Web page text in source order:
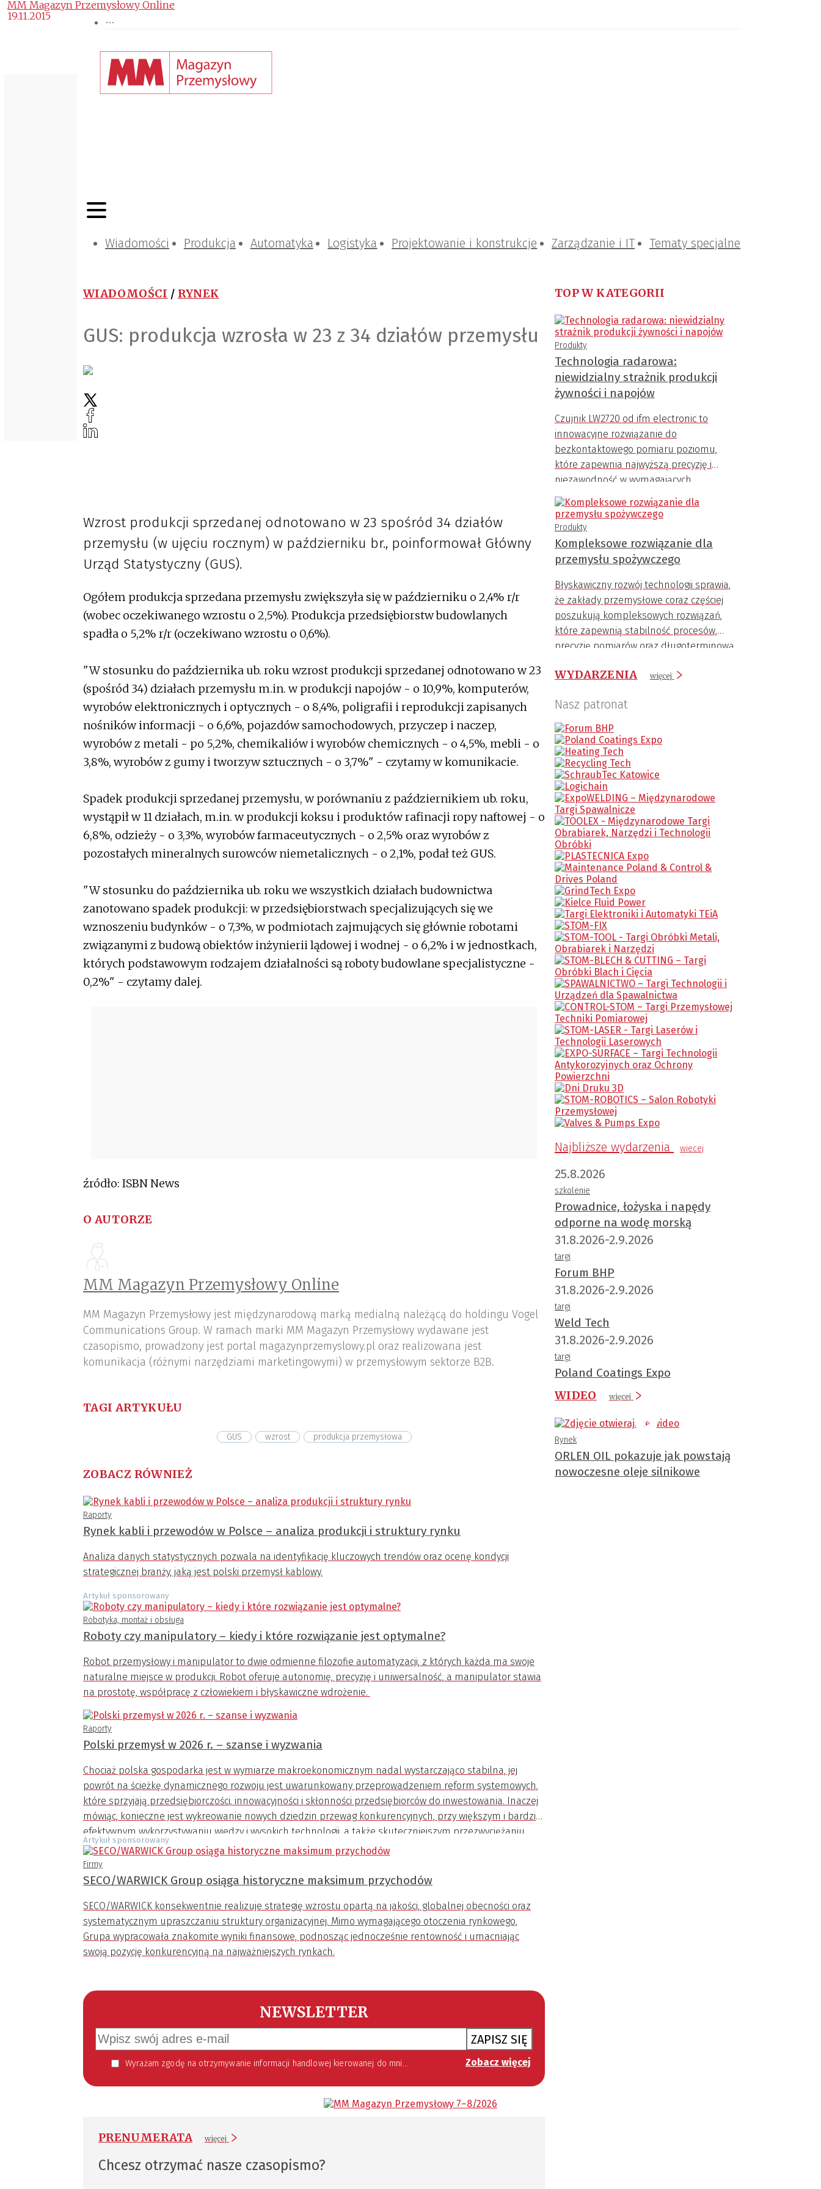
Wiadomości Produkcja Automatyka Logistyka Projektowanie i konstrukcje Zarządzanie i IT Tematy specjalne
WIADOMOŚCI / RYNEK
GUS: produkcja wzrosła w 23 z 34 działów przemysłu
MM Magazyn Przemysłowy Online
19.11.2015
Wzrost produkcji sprzedanej odnotowano w 23 spośród 34 działów
przemysłu (w ujęciu rocznym) w październiku br., poinformował Główny
Urząd Statystyczny (GUS).
Ogółem produkcja sprzedana przemysłu zwiększyła się w październiku o 2,4% r/r
(wobec oczekiwanego wzrostu o 2,5%). Produkcja przedsiębiorstw budowlanych
spadła o 5,2% r/r (oczekiwano wzrostu o 0,6%).
"W stosunku do października ub. roku wzrost produkcji sprzedanej odnotowano w 23
(spośród 34) działach przemysłu m.in. w produkcji napojów - o 10,9%, komputerów,
wyrobów elektronicznych i optycznych - o 8,4%, poligrafii i reprodukcji zapisanych
nośników informacji - o 6,6%, pojazdów samochodowych, przyczep i naczep,
wyrobów z metali - po 5,2%, chemikaliów i wyrobów chemicznych - o 4,5%, mebli - o
3,8%, wyrobów z gumy i tworzyw sztucznych - o 3,7%" - czytamy w komunikacie.
Spadek produkcji sprzedanej przemysłu, w porównaniu z październikiem ub. roku,
wystąpił w 11 działach, m.in. w produkcji koksu i produktów rafinacji ropy naftowej - o
6,8%, odzieży - o 3,3%, wyrobów farmaceutycznych - o 2,5% oraz wyrobów z
pozostałych mineralnych surowców niemetalicznych - o 2,1%, podał też GUS.
"W stosunku do października ub. roku we wszystkich działach budownictwa
zanotowano spadek produkcji: w przedsiębiorstwach specjalizujących się we
wznoszeniu budynków - o 7,3%, w podmiotach zajmujących się głównie robotami
związanymi z budową obiektów inżynierii lądowej i wodnej - o 6,2% i w jednostkach,
których podstawowym rodzajem działalności są roboty budowlane specjalistyczne -
0,2%" - czytamy dalej.
źródło: ISBN News
O AUTORZE
MM Magazyn Przemysłowy Online
MM Magazyn Przemysłowy jest międzynarodową marką medialną należącą do holdingu Vogel
Communications Group. W ramach marki MM Magazyn Przemysłowy wydawane jest
czasopismo, prowadzony jest portal magazynprzemyslowy.pl oraz realizowana jest
komunikacja (różnymi narzędziami marketingowymi) w przemysłowym sektorze B2B.
TAGI ARTYKUŁU
GUS wzrost produkcja przemysłowa
ZOBACZ RÓWNIEŻ
Raporty
Rynek kabli i przewodów w Polsce – analiza produkcji i struktury rynku
Analiza danych statystycznych pozwala na identyfikację kluczowych trendów oraz ocenę kondycji
strategicznej branży, jaką jest polski przemysł kablowy.
Artykuł sponsorowany
Robotyka, montaż i obsługa
Roboty czy manipulatory – kiedy i które rozwiązanie jest optymalne?
Robot przemysłowy i manipulator to dwie odmienne filozofie automatyzacji, z których każda ma swoje
naturalne miejsce w produkcji. Robot oferuje autonomię, precyzję i uniwersalność, a manipulator stawia
na prostotę, współpracę z człowiekiem i błyskawiczne wdrożenie.
Raporty
Polski przemysł w 2026 r. – szanse i wyzwania
Chociaż polska gospodarka jest w wymiarze makroekonomicznym nadal wystarczająco stabilna, jej
powrót na ścieżkę dynamicznego rozwoju jest uwarunkowany przeprowadzeniem reform systemowych,
które sprzyjają przedsiębiorczości, innowacyjności i skłonności przedsiębiorców do inwestowania. Inaczej
mówiąc, konieczne jest wykreowanie nowych dziedzin przewag konkurencyjnych, przy większym i bardziej
efektywnym wykorzystywaniu wiedzy i wysokich technologii, a także skuteczniejszym przezwyciężaniu
ograniczeń, które wynikają z niedostatku kapitału i siły roboczej.
Artykuł sponsorowany
Firmy
SECO/WARWICK Group osiąga historyczne maksimum przychodów
SECO/WARWICK konsekwentnie realizuje strategię wzrostu opartą na jakości, globalnej obecności oraz
systematycznym upraszczaniu struktury organizacyjnej. Mimo wymagającego otoczenia rynkowego,
Grupa wypracowała znakomite wyniki finansowe, podnosząc jednocześnie rentowność i umacniając
swoją pozycję konkurencyjną na najważniejszych rynkach.
NEWSLETTER
ZAPISZ SIĘ
Wyrażam zgodę na otrzymywanie informacji handlowej kierowanej do mnie za pomocą środków komunikacji elektronicznej w szczególności poczty elektronicznej zgodnie z przepisem art. 10 ust 2 ustawy z dnia 18 lipca 2002 roku o świadczeniu usług drogą elektroniczną (Dz. U. 144 z 2002 r. poz. 1204). Zgoda jest dobrowolna, jednak jej wyrażenie jest konieczne, aby otrzymywać newsletter. Zobacz więcej
PRENUMERATA więcej
Chcesz otrzymać nasze czasopismo?
TOP W KATEGORII
Produkty
Technologia radarowa:
niewidzialny strażnik produkcji
żywności i napojów
Czujnik LW2720 od ifm electronic to
innowacyjne rozwiązanie do
bezkontaktowego pomiaru poziomu,
które zapewnia najwyższą precyzję i
niezawodność w wymagających
warunkach przemysłowych.
Produkty
Kompleksowe rozwiązanie dla
przemysłu spożywczego
Błyskawiczny rozwój technologii sprawia,
że zakłady przemysłowe coraz częściej
poszukują kompleksowych rozwiązań,
które zapewnią stabilność procesów,
precyzję pomiarów oraz długoterminową
WYDARZENIA więcej
Nasz patronat
Najbliższe wydarzenia wiecej
25.8.2026
szkolenie
Prowadnice, łożyska i napędy
odporne na wodę morską
31.8.2026-2.9.2026
targi
Forum BHP
31.8.2026-2.9.2026
targi
Weld Tech
31.8.2026-2.9.2026
targi
Poland Coatings Expo
WIDEO
więcej
Rynek
ORLEN OIL pokazuje jak powstają
nowoczesne oleje silnikowe